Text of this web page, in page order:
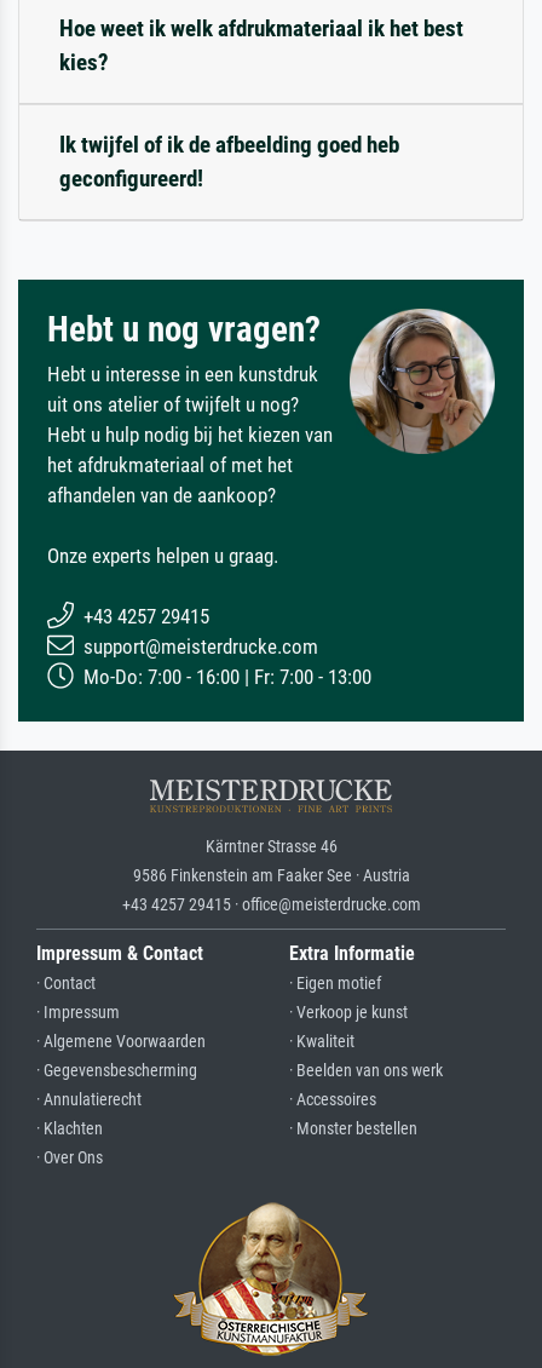
Hoe weet ik welk afdrukmateriaal ik het best
kies?
Ik twijfel of ik de afbeelding goed heb
geconfigureerd!
Hebt u nog vragen?
Hebt u interesse in een kunstdruk
uit ons atelier of twijfelt u nog?
Hebt u hulp nodig bij het kiezen van
het afdrukmateriaal of met het
afhandelen van de aankoop?
Onze experts helpen u graag.
+43 4257 29415
support@meisterdrucke.com
Mo-Do: 7:00 - 16:00 | Fr: 7:00 - 13:00
Kärntner Strasse 46
9586 Finkenstein am Faaker See · Austria
+43 4257 29415 · office@meisterdrucke.com
Impressum & Contact
· Contact
· Impressum
· Algemene Voorwaarden
· Gegevensbescherming
· Annulatierecht
· Klachten
· Over Ons
Extra Informatie
· Eigen motief
· Verkoop je kunst
· Kwaliteit
· Beelden van ons werk
· Accessoires
· Monster bestellen